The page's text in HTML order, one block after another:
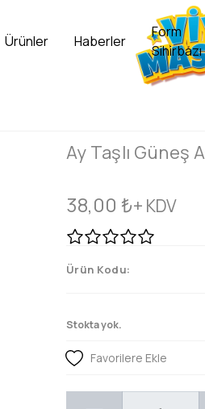
Ay Taşlı Güneş
38,00 ₺+ KDV
Ürün Kodu:
Stokta yok.
Favorilere Ekle
Ürünler Haberler
Form
Sihirbazı